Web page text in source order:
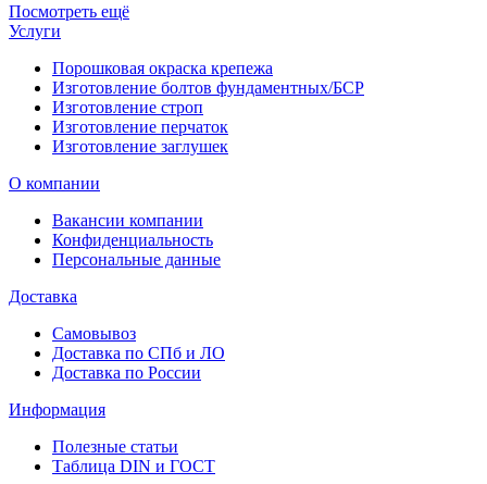
Посмотреть ещё
Услуги
Порошковая окраска крепежа
Изготовление болтов фундаментных/БСР
Изготовление строп
Изготовление перчаток
Изготовление заглушек
О компании
Вакансии компании
Конфиденциальность
Персональные данные
Доставка
Самовывоз
Доставка по СПб и ЛО
Доставка по России
Информация
Полезные статьи
Таблица DIN и ГОСТ